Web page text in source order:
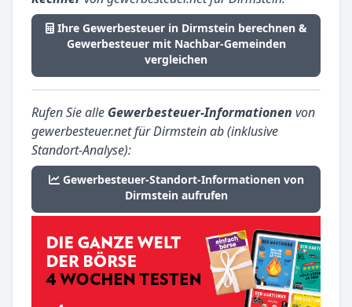
Ihre Gewerbesteuer in Dirmstein berechnen &
Gewerbesteuer mit Nachbar-Gemeinden
vergleichen
Rufen Sie alle Gewerbesteuer-Informationen von
gewerbesteuer.net für Dirmstein ab (inklusive
Standort-Analyse):
Gewerbesteuer-Standort-Informationen von
Dirmstein aufrufen